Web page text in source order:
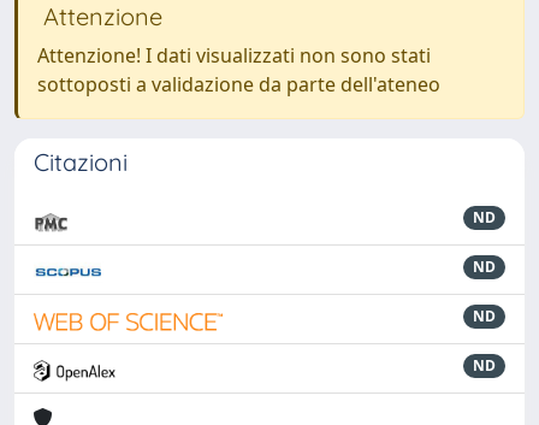
Attenzione
Attenzione! I dati visualizzati non sono stati
sottoposti a validazione da parte dell'ateneo
Citazioni
ND
ND
ND
ND